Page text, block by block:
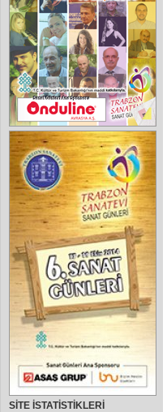
SİTE İSTATİSTİKLERİ